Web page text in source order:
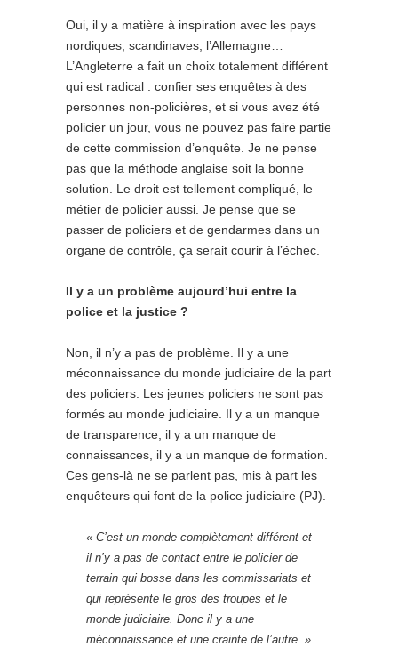
Oui, il y a matière à inspiration avec les pays
nordiques, scandinaves, l’Allemagne…
L’Angleterre a fait un choix totalement différent
qui est radical : confier ses enquêtes à des
personnes non-policières, et si vous avez été
policier un jour, vous ne pouvez pas faire partie
de cette commission d’enquête. Je ne pense
pas que la méthode anglaise soit la bonne
solution. Le droit est tellement compliqué, le
métier de policier aussi. Je pense que se
passer de policiers et de gendarmes dans un
organe de contrôle, ça serait courir à l’échec.
Il y a un problème aujourd’hui entre la
police et la justice ?
Non, il n’y a pas de problème. Il y a une
méconnaissance du monde judiciaire de la part
des policiers. Les jeunes policiers ne sont pas
formés au monde judiciaire. Il y a un manque
de transparence, il y a un manque de
connaissances, il y a un manque de formation.
Ces gens-là ne se parlent pas, mis à part les
enquêteurs qui font de la police judiciaire (PJ).
« C’est un monde complètement différent et
il n’y a pas de contact entre le policier de
terrain qui bosse dans les commissariats et
qui représente le gros des troupes et le
monde judiciaire. Donc il y a une
méconnaissance et une crainte de l’autre. »